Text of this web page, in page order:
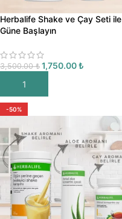
Herbalife Shake ve Çay Seti ile
Güne Başlayın
3,500.00₺ 1,750.00₺
SEPETE EKLE
-50%